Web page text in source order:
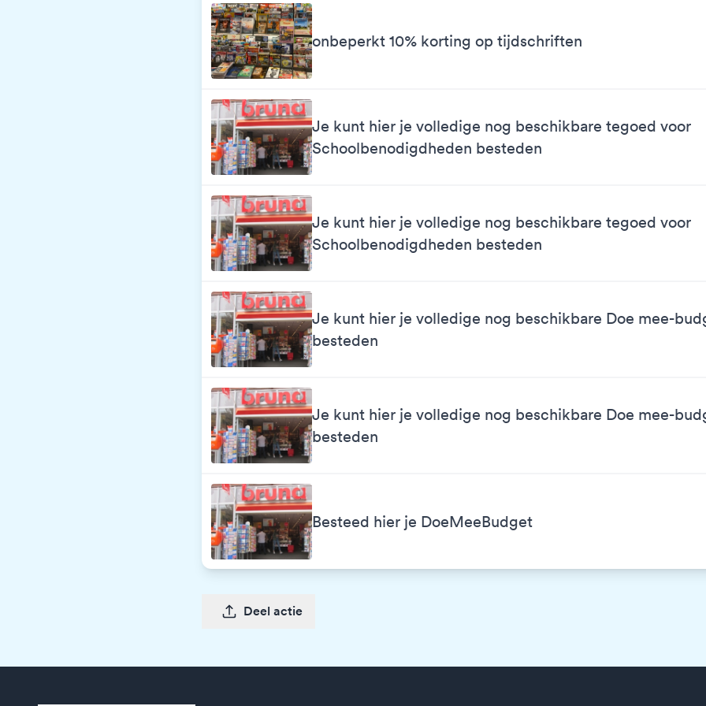
onbeperkt 10% korting op tijdschriften
Je kunt hier je volledige nog beschikbare tegoed voor
Schoolbenodigdheden besteden
Je kunt hier je volledige nog beschikbare tegoed voor
Schoolbenodigdheden besteden
Je kunt hier je volledige nog beschikbare Doe mee-
besteden
Je kunt hier je volledige nog beschikbare Doe mee-
besteden
Besteed hier je DoeMeeBudget
Deel actie